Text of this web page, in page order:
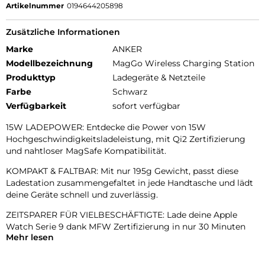
Artikelnummer 0194644205898
Zusätzliche Informationen
Marke
ANKER
Modellbezeichnung
MagGo Wireless Charging Station
Produkttyp
Ladegeräte & Netzteile
Farbe
Schwarz
Verfügbarkeit
sofort verfügbar
15W LADEPOWER: Entdecke die Power von 15W
Hochgeschwindigkeitsladeleistung, mit Qi2 Zertifizierung
und nahtloser MagSafe Kompatibilität.
KOMPAKT & FALTBAR: Mit nur 195g Gewicht, passt diese
Ladestation zusammengefaltet in jede Handtasche und lädt
deine Geräte schnell und zuverlässig.
ZEITSPARER FÜR VIELBESCHÄFTIGTE: Lade deine Apple
Watch Serie 9 dank MFW Zertifizierung in nur 30 Minuten
auf 47% Akku auf – viel schneller als herkömmliche
Mehr lesen